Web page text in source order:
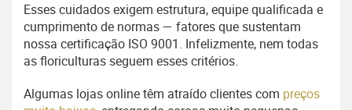
Esses cuidados exigem estrutura, equipe qualificada e
cumprimento de normas — fatores que sustentam
nossa certificação ISO 9001. Infelizmente, nem todas
as floriculturas seguem esses critérios.
Algumas lojas online têm atraído clientes com preços